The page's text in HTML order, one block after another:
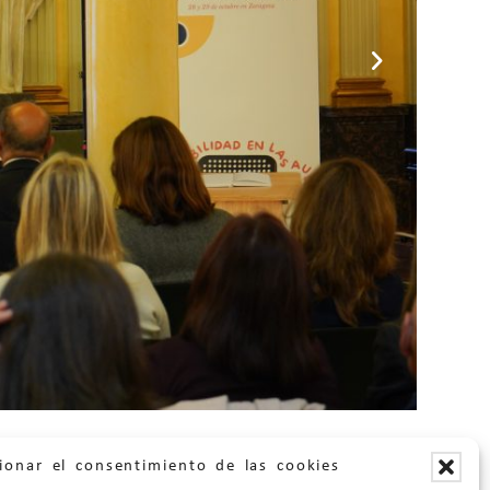
el consentimiento de las cookies